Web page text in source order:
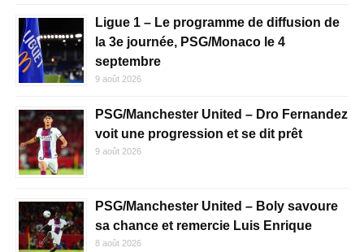
Ligue 1 – Le programme de diffusion de
la 3e journée, PSG/Monaco le 4
septembre
9 août 2026
PSG/Manchester United – Dro Fernandez
voit une progression et se dit prêt
9 août 2026
PSG/Manchester United – Boly savoure
sa chance et remercie Luis Enrique
8 août 2026